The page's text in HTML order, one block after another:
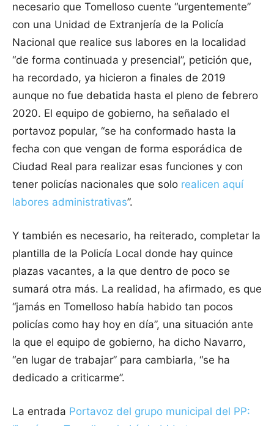
necesario que Tomelloso cuente “urgentemente”
con una Unidad de Extranjería de la Policía
Nacional que realice sus labores en la localidad
“de forma continuada y presencial”, petición que,
ha recordado, ya hicieron a finales de 2019
aunque no fue debatida hasta el pleno de febrero
2020. El equipo de gobierno, ha señalado el
portavoz popular, “se ha conformado hasta la
fecha con que vengan de forma esporádica de
Ciudad Real para realizar esas funciones y con
tener policías nacionales que solo realicen aquí
labores administrativas”.
Y también es necesario, ha reiterado, completar la
plantilla de la Policía Local donde hay quince
plazas vacantes, a la que dentro de poco se
sumará otra más. La realidad, ha afirmado, es que
“jamás en Tomelloso había habido tan pocos
policías como hay hoy en día”, una situación ante
la que el equipo de gobierno, ha dicho Navarro,
“en lugar de trabajar” para cambiarla, “se ha
dedicado a criticarme”.
La entrada Portavoz del grupo municipal del PP: